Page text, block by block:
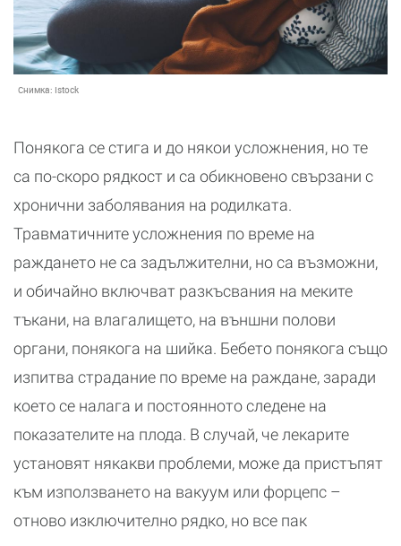
Снимка: Istock
Понякога се стига и до някои усложнения, но те
са по-скоро рядкост и са обикновено свързани с
хронични заболявания на родилката.
Травматичните усложнения по време на
раждането не са задължителни, но са възможни,
и обичайно включват разкъсвания на меките
тъкани, на влагалището, на външни полови
органи, понякога на шийка. Бебето понякога също
изпитва страдание по време на раждане, заради
което се налага и постоянното следене на
показателите на плода. В случай, че лекарите
установят някакви проблеми, може да пристъпят
към използването на вакуум или форцепс –
отново изключително рядко, но все пак